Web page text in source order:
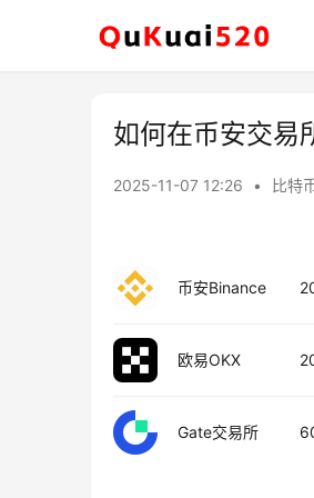
如何在币安交易
2025-11-07 12:26 • 比特
币安Binance
欧易OKX
Gate交易所